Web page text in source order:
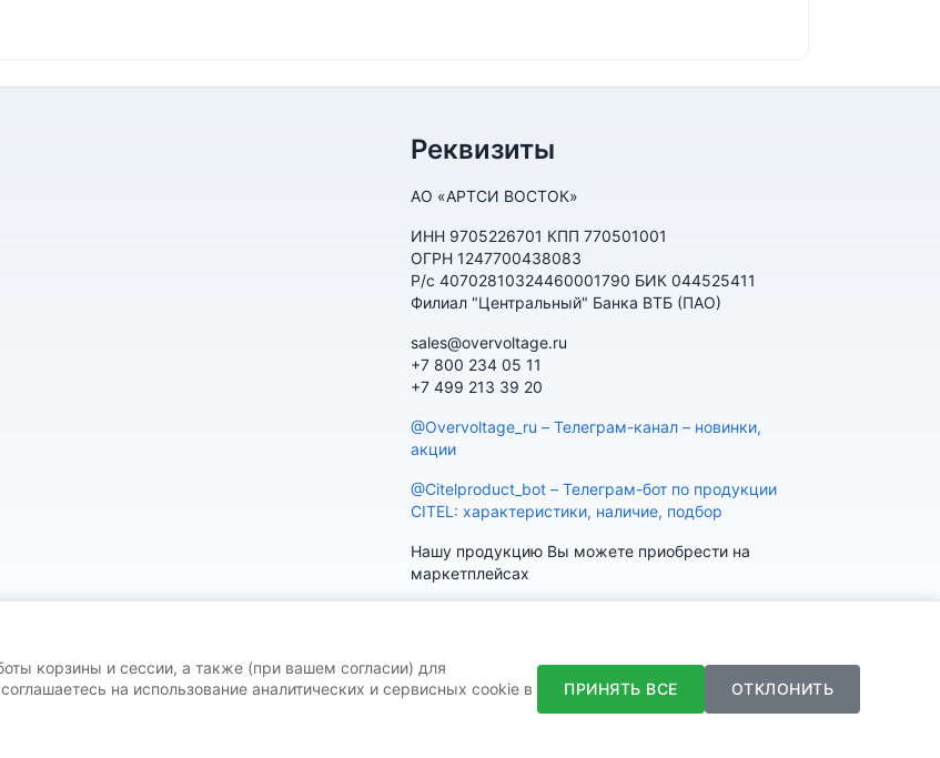
Реквизиты
АО «АРТСИ ВОСТОК»
ИНН 9705226701 КПП 770501001
ОГРН 1247700438083
Р/с 40702810324460001790 БИК 044525411
Филиал "Центральный" Банка ВТБ (ПАО)
sales@overvoltage.ru
+7 800 234 05 11
+7 499 213 39 20
@Overvoltage_ru – Телеграм-канал – новинки,
акции
@Citelproduct_bot – Телеграм-бот по продукции
CITEL: характеристики, наличие, подбор
Нашу продукцию Вы можете приобрести на
маркетплейсах
корзины и сессии, а также (при вашем согласии) для
на использование аналитических и сервисных cookie в
ПРИНЯТЬ ВСЕ ОТКЛОНИТЬ